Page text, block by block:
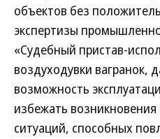
объектов без
экспертизы
«Судебный пристав-
воздуходувки вагранок,
возможность
избежать
ситуаций, способных